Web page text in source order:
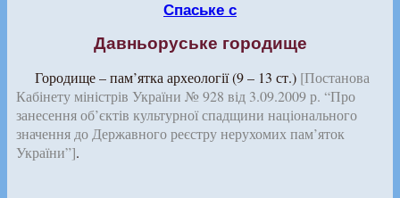
Спаське с
Давньоруське городище
Городище – пам’ятка археології (9 – 13 ст.) [Постанова
Кабінету міністрів України № 928 від 3.09.2009 р. “Про
занесення об’єктів культурної спадщини національного
значення до Державного реєстру нерухомих пам’яток
України”].